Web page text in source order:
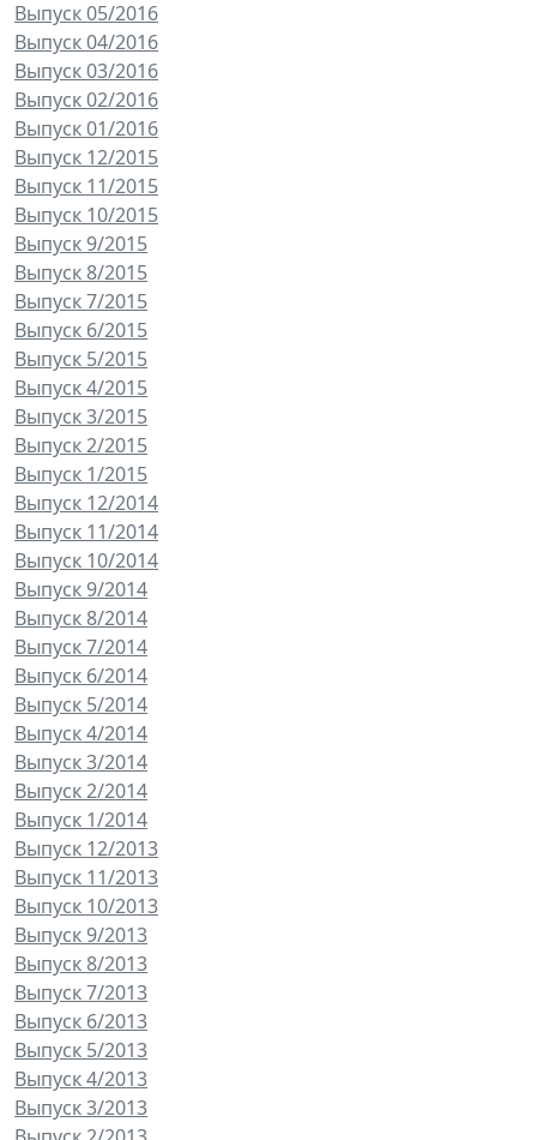
Выпуск 05/2016
Выпуск 04/2016
Выпуск 03/2016
Выпуск 02/2016
Выпуск 01/2016
Выпуск 12/2015
Выпуск 11/2015
Выпуск 10/2015
Выпуск 9/2015
Выпуск 8/2015
Выпуск 7/2015
Выпуск 6/2015
Выпуск 5/2015
Выпуск 4/2015
Выпуск 3/2015
Выпуск 2/2015
Выпуск 1/2015
Выпуск 12/2014
Выпуск 11/2014
Выпуск 10/2014
Выпуск 9/2014
Выпуск 8/2014
Выпуск 7/2014
Выпуск 6/2014
Выпуск 5/2014
Выпуск 4/2014
Выпуск 3/2014
Выпуск 2/2014
Выпуск 1/2014
Выпуск 12/2013
Выпуск 11/2013
Выпуск 10/2013
Выпуск 9/2013
Выпуск 8/2013
Выпуск 7/2013
Выпуск 6/2013
Выпуск 5/2013
Выпуск 4/2013
Выпуск 3/2013